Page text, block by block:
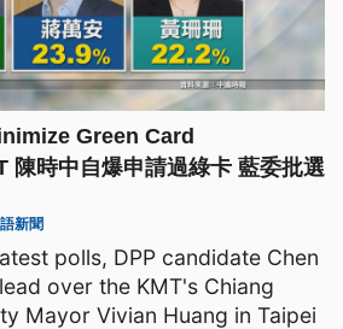
Green Card
時中自爆申請過綠卡 藍委批選
新聞
polls, DPP candidate Chen
over the KMT's Chiang
Mayor Vivian Huang in Taipei